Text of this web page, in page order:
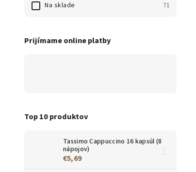
Na sklade 71
Prijímame online platby
Top 10 produktov
Tassimo Cappuccino 16 kapsúl (8
nápojov)
€5,69